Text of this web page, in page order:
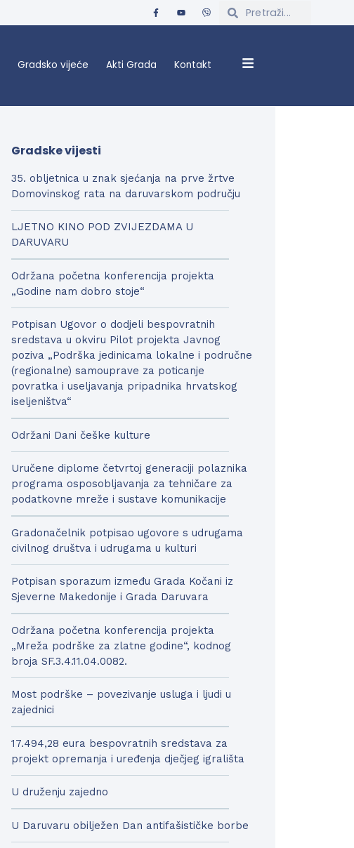
Gradsko vijeće Akti Grada Kontakt
Gradske vijesti
35. obljetnica u znak sjećanja na prve žrtve
Domovinskog rata na daruvarskom području
LJETNO KINO POD ZVIJEZDAMA U
DARUVARU
Održana početna konferencija projekta
„Godine nam dobro stoje“
Potpisan Ugovor o dodjeli bespovratnih
sredstava u okviru Pilot projekta Javnog
poziva „Podrška jedinicama lokalne i područne
(regionalne) samouprave za poticanje
povratka i useljavanja pripadnika hrvatskog
iseljeništva“
Održani Dani češke kulture
Uručene diplome četvrtoj generaciji polaznika
programa osposobljavanja za tehničare za
podatkovne mreže i sustave komunikacije
Gradonačelnik potpisao ugovore s udrugama
civilnog društva i udrugama u kulturi
Potpisan sporazum između Grada Kočani iz
Sjeverne Makedonije i Grada Daruvara
Održana početna konferencija projekta
„Mreža podrške za zlatne godine“, kodnog
broja SF.3.4.11.04.0082.
Most podrške – povezivanje usluga i ljudi u
zajednici
17.494,28 eura bespovratnih sredstava za
projekt opremanja i uređenja dječjeg igrališta
U druženju zajedno
U Daruvaru obilježen Dan antifašističke borbe